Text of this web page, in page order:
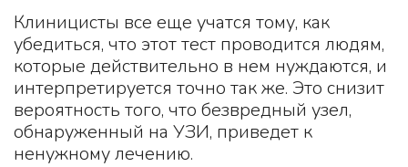
Клиницисты все еще учатся тому, как
убедиться, что этот тест проводится людям,
которые действительно в нем нуждаются, и
интерпретируется точно так же. Это снизит
вероятность того, что безвредный узел,
обнаруженный на УЗИ, приведет к
ненужному лечению.